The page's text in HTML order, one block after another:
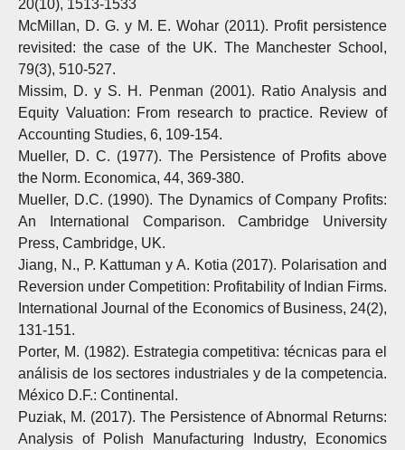
20(10), 1513-1533
McMillan, D. G. y M. E. Wohar (2011). Profit persistence
revisited: the case of the UK. The Manchester School,
79(3), 510-527.
Missim, D. y S. H. Penman (2001). Ratio Analysis and
Equity Valuation: From research to practice. Review of
Accounting Studies, 6, 109-154.
Mueller, D. C. (1977). The Persistence of Profits above
the Norm. Economica, 44, 369-380.
Mueller, D.C. (1990). The Dynamics of Company Profits:
An International Comparison. Cambridge University
Press, Cambridge, UK.
Jiang, N., P. Kattuman y A. Kotia (2017). Polarisation and
Reversion under Competition: Profitability of Indian Firms.
International Journal of the Economics of Business, 24(2),
131-151.
Porter, M. (1982). Estrategia competitiva: técnicas para el
análisis de los sectores industriales y de la competencia.
México D.F.: Continental.
Puziak, M. (2017). The Persistence of Abnormal Returns:
Analysis of Polish Manufacturing Industry, Economics